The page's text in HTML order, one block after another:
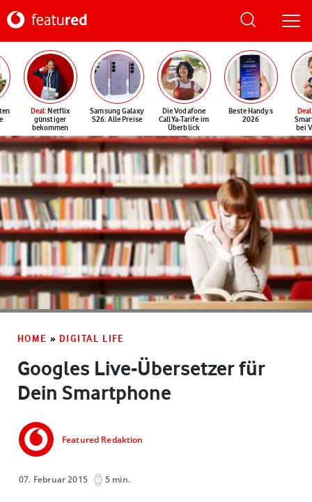
Deal: Netflix
günstiger
bekommen
Samsung Galaxy
S26: Alle Preise
Die Vodafone
CallYa-Tarife im
Überblick
Beste Handys
2026
Deal
bei
HOME » DIGITAL LIFE
Googles Live-Übersetzer für
Dein Smartphone
Featured Redaktion
07. Februar 2015 5 min.